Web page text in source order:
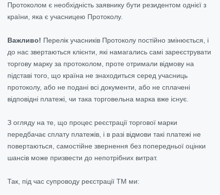
Протоколом є необхідність заявнику бути резидентом однієї з
країни, яка є учасницею Протоколу.
Важливо! Перелік учасників Протоколу постійно змінюється, і
до нас звертаються клієнти, які намагались самі зареєструвати
торгову марку за протоколом, проте отримали відмову на
підставі того, що країна не знаходиться серед учасниць
протоколу, або не подані всі документи, або не сплачені
відповідні платежі, чи така торговельна марка вже існує.
З огляду на те, що процес реєстрації торгової марки
передбачає сплату платежів, і в разі відмови такі платежі не
повертаються, самостійне звернення без попередньої оцінки
шансів може призвести до непотрібних витрат.
Так, під час супроводу реєстрації ТМ ми: